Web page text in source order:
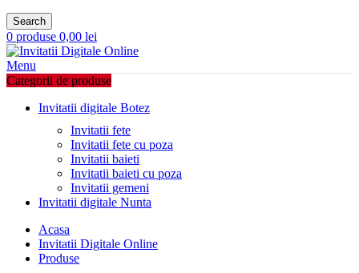
Search
0 produse 0,00 lei
Menu
Categorii de produse
Invitatii digitale Botez
Invitatii fete
Invitatii fete cu poza
Invitatii baieti
Invitatii baieti cu poza
Invitatii gemeni
Invitatii digitale Nunta
Acasa
Invitatii Digitale Online
Produse